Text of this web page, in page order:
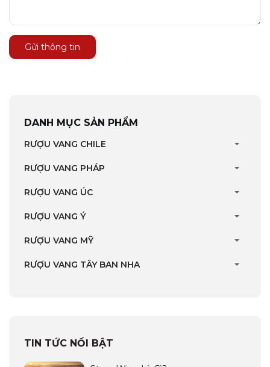
Gửi thông tin
DANH MỤC SẢN PHẨM
RƯỢU VANG CHILE
RƯỢU VANG PHÁP
RƯỢU VANG ÚC
RƯỢU VANG Ý
RƯỢU VANG MỸ
RƯỢU VANG TÂY BAN NHA
TIN TỨC NỔI BẬT